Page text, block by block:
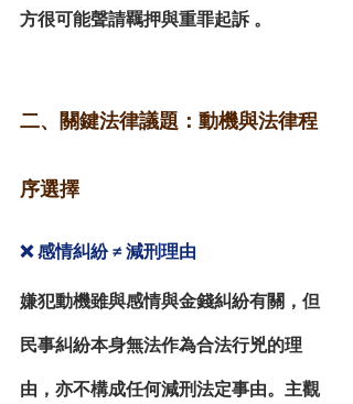
方很可能聲請羈押與重罪起訴 。
二、關鍵法律議題：動機與法律程
序選擇
❌ 感情糾紛 ≠ 減刑理由
嫌犯動機雖與感情與金錢糾紛有關，但
民事糾紛本身無法作為合法行兇的理
由，亦不構成任何減刑法定事由。主觀